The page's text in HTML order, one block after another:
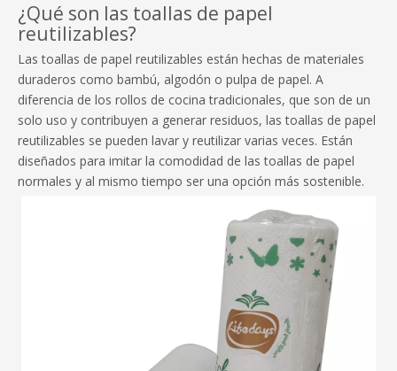
¿Qué son las toallas de papel
reutilizables?
Las toallas de papel reutilizables están hechas de materiales
duraderos como bambú, algodón o pulpa de papel. A
diferencia de los rollos de cocina tradicionales, que son de un
solo uso y contribuyen a generar residuos, las toallas de papel
reutilizables se pueden lavar y reutilizar varias veces. Están
diseñados para imitar la comodidad de las toallas de papel
normales y al mismo tiempo ser una opción más sostenible.